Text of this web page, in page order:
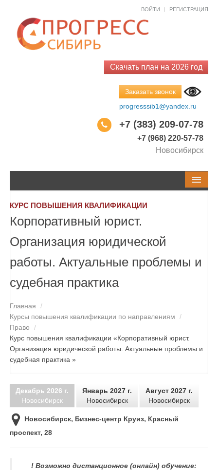
ВОЙТИ РЕГИСТРАЦИЯ
Скачать план на 2026 год
Заказать звонок
progresssib1@yandex.ru
+7 (383) 209-07-78
+7 (968) 220-57-78
Новосибирск
СЕМИНАРЫ И КУРСЫ
СПЕЦПРЕДЛОЖЕНИЯ
СВЕДЕНИЯ ОБ ОБРАЗОВАТЕЛЬНОЙ ДЕЯТЕЛЬНОСТИ
КОНТАКТЫ
ПОИСК
КУРС ПОВЫШЕНИЯ КВАЛИФИКАЦИИ
Корпоративный юрист.
Организация юридической
работы. Актуальные проблемы и
судебная практика
Главная
/
Курсы повышения квалификации по направлениям
/
Право
/
Курс повышения квалификации «Корпоративный юрист.
Организация юридической работы. Актуальные проблемы и
судебная практика »
Декабрь 2026 г.
Новосибирск
Январь 2027 г.
Новосибирск
Август 2027 г.
Новосибирск
Новосибирск, Бизнес-центр Круиз, Красный
проспект, 28
! Возможно дистанционное (онлайн) обучение:
Email*
Закрыть Спросить
Код города
Закрыть Заказать